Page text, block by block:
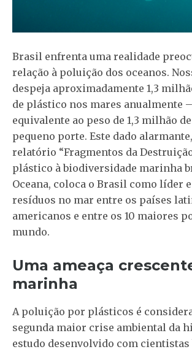
Brasil enfrenta uma realidade
relação à poluição dos oceanos.
despeja aproximadamente 1,3
de plástico nos mares anualmente
equivalente ao peso de 1,3 milhão
pequeno porte. Este dado
relatório “Fragmentos da
plástico à biodiversidade marinha
Oceana, coloca o Brasil como líder
resíduos no mar entre os países
americanos e entre os 10 maiores
mundo.
Uma ameaça
marinha
A poluição por plásticos é
segunda maior crise ambiental da
estudo desenvolvido com